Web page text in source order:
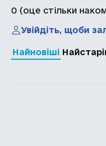
0 (оце стільки
Увійдіть, щоби
Найновіші